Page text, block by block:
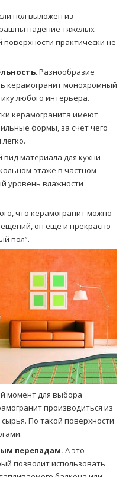
пол выложен из
падение тяжелых
практически не
. Разнообразие
керамогранит монохромный
любого интерьера.
керамогранита имеют
формы, за счет чего
материала для кухни
этаже в частном
уровень влажности
что керамогранит можно
он еще и прекрасно
пол”.
момент для выбора
производиться из
По такой поверхности
перепадам. А это
позволит использовать